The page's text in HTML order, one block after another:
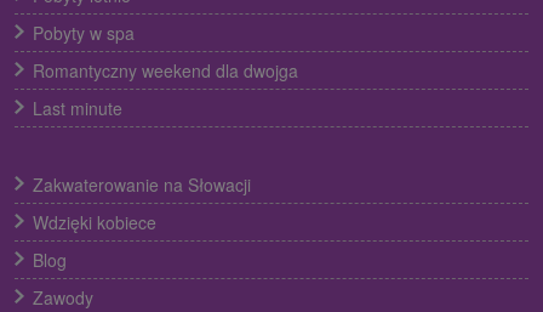
Pobyty w spa
Romantyczny weekend dla dwojga
Last minute
Zakwaterowanie na Słowacji
Wdzięki kobiece
Blog
Zawody